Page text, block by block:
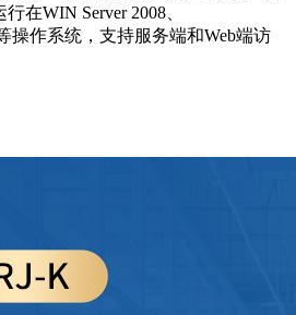
在WIN Server 2008、
操作系统，支持服务端和Web端访